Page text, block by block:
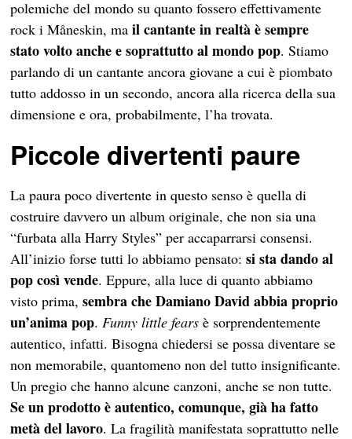
polemiche del mondo su quanto fossero effettivamente
rock i Måneskin, mail cantante in realtà è sempre
stato volto anche e soprattutto al mondo pop. Stiamo
parlando di un cantante ancora giovane a cui è piombato
tutto addosso in un secondo, ancora alla ricerca della sua
dimensione e ora, probabilmente, l’ha trovata.
Piccole divertenti paure
La paura poco divertente in questo senso è quella di
costruire davvero un album originale, che non sia una
“furbata alla Harry Styles” per accaparrarsi consensi.
All’inizio forse tutti lo abbiamo pensato:si sta dando al
pop così vende. Eppure, alla luce di quanto abbiamo
visto prima, sembra che Damiano David abbia proprio
un’anima pop.Funny little fears è sorprendentemente
autentico, infatti. Bisogna chiedersi se possa diventare se
non memorabile, quantomeno non del tutto insignificante.
Un pregio che hanno alcune canzoni, anche se non tutte.
Se un prodotto è autentico, comunque, già ha fatto
metà del lavoro. La fragilità manifestata soprattutto nelle